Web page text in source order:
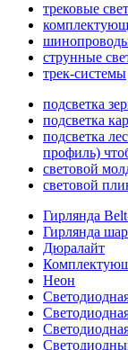
трековые
струнные
трек-системы
подсветка
подсветка
подсветка
профиль)
световой
световой
Гирлянда
Гирлянда
Дюралайт
Неон